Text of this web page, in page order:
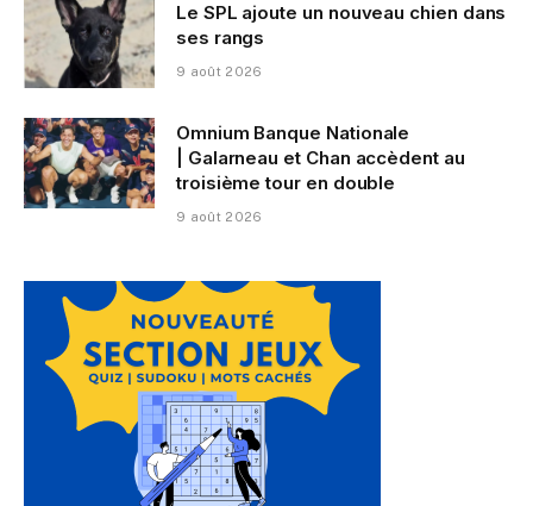
Le SPL ajoute un nouveau chien dans
ses rangs
9 août 2026
Omnium Banque Nationale
| Galarneau et Chan accèdent au
troisième tour en double
9 août 2026